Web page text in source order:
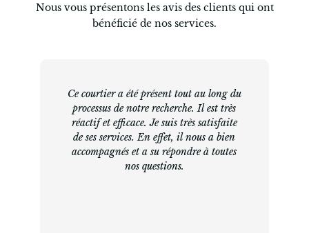
Nous vous présentons les avis des clients qui ont
bénéficié de nos services.
Ce courtier a été présent tout au long du
processus de notre recherche. Il est très
réactif et efficace. Je suis très satisfaite
de ses services. En effet, il nous a bien
accompagnés et a su répondre à toutes
nos questions.